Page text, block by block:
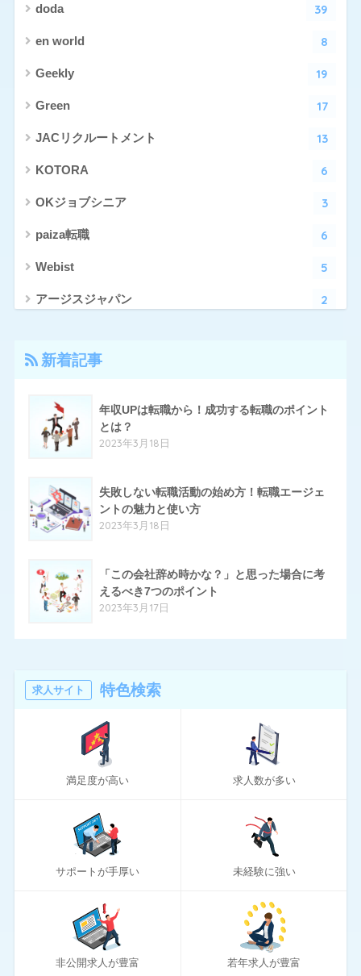
doda 39
en world 8
Geekly 19
Green 17
JACリクルートメント 13
KOTORA 6
OKジョブシニア 3
paiza転職 6
Webist 5
アージスジャパン 2
エン転職
とらばーゆ
はたらいく 14
ハタラクティブ
ほいく畑
マスメディアン
リアルミーキャリア
リクナビNEXT
リクルートエージェント
リクルートダイレクトスカウト
ロバート・ウォルターズ
ワークポート
女性しごと応援テラス
社内SE転職ナビ
新着記事
年収UPは転職から！成功する転職のポイント
とは？
2023年3月18日
失敗しない転職活動の始め方！転職エージェ
ントの魅力と使い方
2023年3月18日
「この会社辞め時かな？」と思った場合に考
えるべき7つのポイント
2023年3月17日
求人サイト 特色検索
満足度が高い 求人数が多い
サポートが手厚い 未経験に強い
非公開求人が豊富 若年求人が豊富